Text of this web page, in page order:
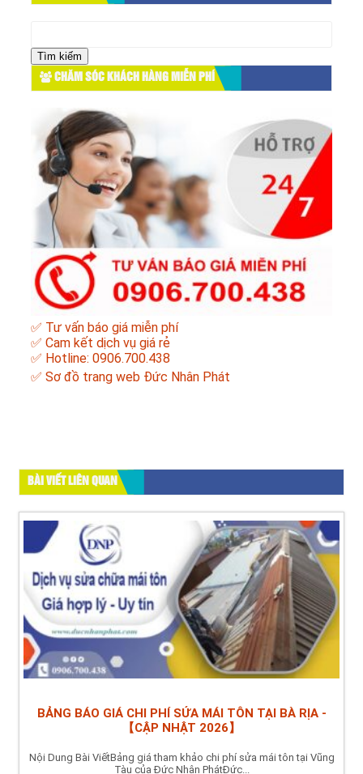
cho:
CHĂM SÓC KHÁCH HÀNG MIỄN PHÍ
✅ Tư vấn báo giá miễn phí
✅ Cam kết dịch vụ giá rẻ
✅ Hotline: 0906.700.438
✅ Sơ đồ trang web Đức Nhân Phát
BÀI VIẾT LIÊN QUAN
BẢNG BÁO GIÁ CHI PHÍ SỬA MÁI TÔN TẠI BÀ RỊA -
【CẬP NHẬT 2026】
Nội Dung Bài ViếtBảng giá tham khảo chi phí sửa mái tôn tại Vũng
Tàu của Đức Nhân PhátĐức...